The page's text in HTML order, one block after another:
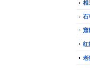
相
石
窟
红
老